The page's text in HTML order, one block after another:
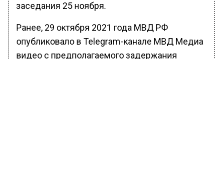
заседания 25 ноября.
Ранее, 29 октября 2021 года МВД РФ
опубликовало в Telegram-канале МВД Медиа
видео с предполагаемого задержания